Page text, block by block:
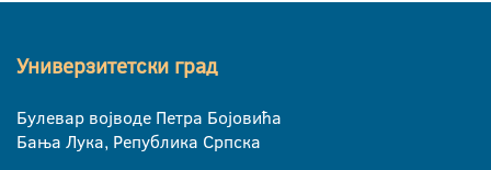
Универзитетски град
Булевар војводе Петра Бојовића
Бања Лука, Република Српска